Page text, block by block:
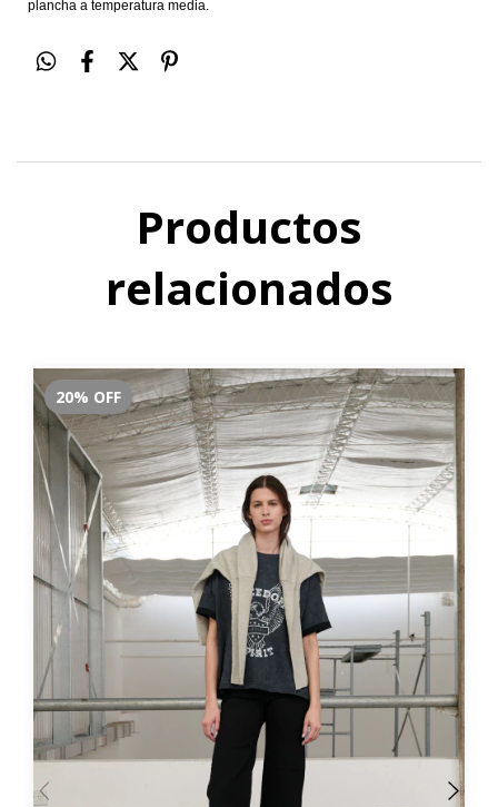
plancha a temperatura media.
Productos
relacionados
20% OFF